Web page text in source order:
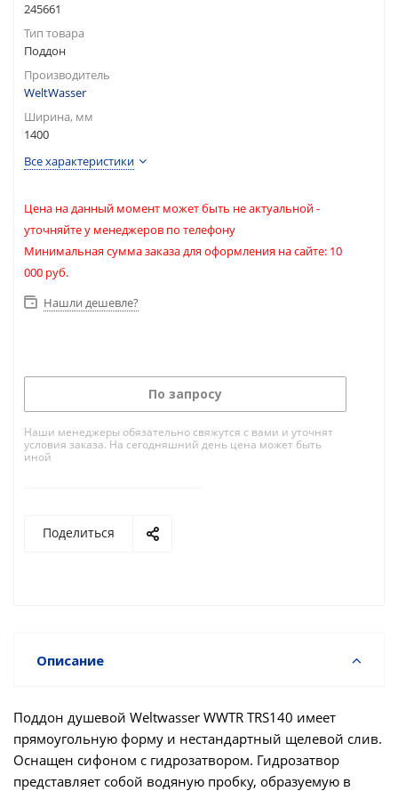
245661
Тип товара
Поддон
Производитель
WeltWasser
Ширина, мм
1400
Все характеристики
Цена на данный момент может быть не актуальной -
уточняйте у менеджеров по телефону
Минимальная сумма заказа для оформления на сайте: 10
000 руб.
Нашли дешевле?
По запросу
Наши менеджеры обязательно свяжутся с вами и уточнят
условия заказа. На сегодняшний день цена может быть
иной
Поделиться
Описание
Поддон душевой Weltwasser WWTR TRS140 имеет
прямоугольную форму и нестандартный щелевой слив.
Оснащен сифоном с гидрозатвором. Гидрозатвор
представляет собой водяную пробку, образуемую в